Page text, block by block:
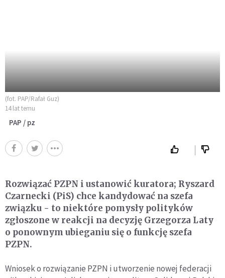
(fot. PAP/Rafał Guz)
14 lat temu
PAP / pz
Rozwiązać PZPN i ustanowić kuratora; Ryszard
Czarnecki (PiS) chce kandydować na szefa
związku - to niektóre pomysły polityków
zgłoszone w reakcji na decyzję Grzegorza Laty
o ponownym ubieganiu się o funkcję szefa
PZPN.
Wniosek o rozwiązanie PZPN i utworzenie nowej federacji